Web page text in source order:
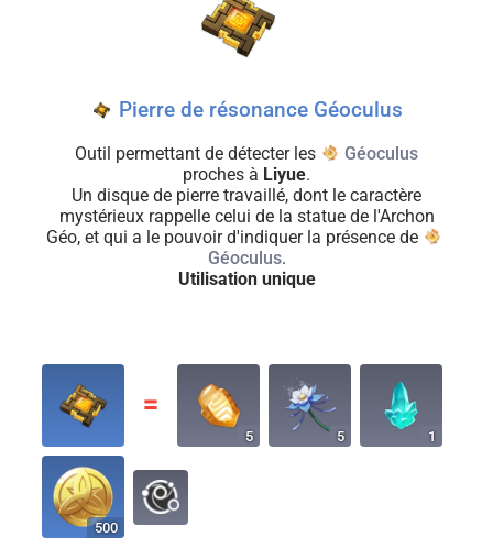
Pierre de résonance Géoculus
Outil permettant de détecter les
Géoculus
proches à Liyue.
Un disque de pierre travaillé, dont le caractère
mystérieux rappelle celui de la statue de l'Archon
Géo, et qui a le pouvoir d'indiquer la présence de
Géoculus.
Utilisation unique
〓
5 5 1
500